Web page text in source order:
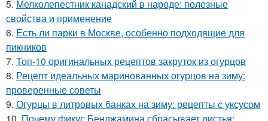
5. Мелколепестник канадский в народе: полезные
свойства и применение
6. Есть ли парки в Москве, особенно подходящие для
пикников
7. Топ-10 оригинальных рецептов закруток из огурцов
8. Рецепт идеальных маринованных огурцов на зиму:
проверенные советы
9. Огурцы в литровых банках на зиму: рецепты с уксусом
10. Почему фикус Бенджамина сбрасывает листья: